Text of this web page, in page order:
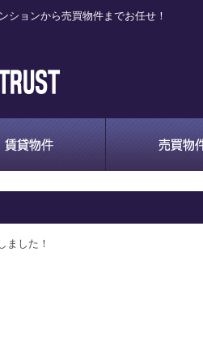
ションから売買物件までお任せ！
ました！